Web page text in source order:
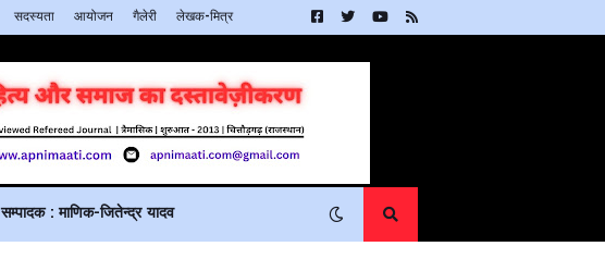
सदस्यता आयोजन गैलेरी लेखक-मित्र
सम्पादक : माणिक-जितेन्द्र यादव